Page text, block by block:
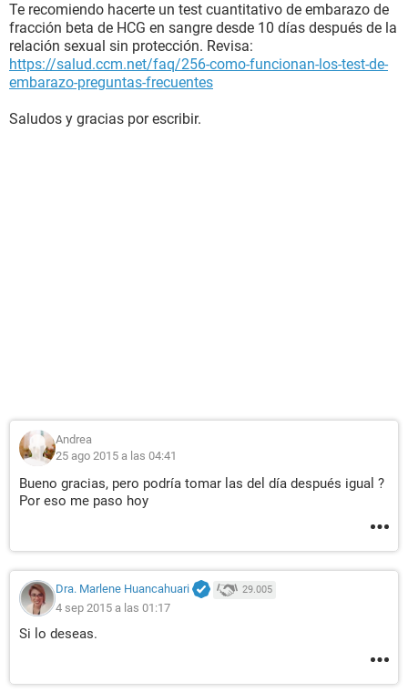
Te recomiendo hacerte un test cuantitativo de embarazo de
fracción beta de HCG en sangre desde 10 días después de la
relación sexual sin protección. Revisa:
https://salud.ccm.net/faq/256-como-funcionan-los-test-de-
embarazo-preguntas-frecuentes
Saludos y gracias por escribir.
Andrea
25 ago 2015 a las 04:41
Bueno gracias, pero podría tomar las del día después igual ?
Por eso me paso hoy
Dra. Marlene Huancahuari 29.005
4 sep 2015 a las 01:17
Si lo deseas.